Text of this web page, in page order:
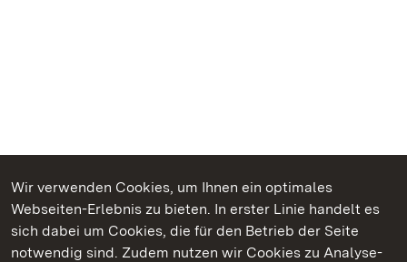
Wir verwenden Cookies, um Ihnen ein optimales
Webseiten-Erlebnis zu bieten. In erster Linie handelt es
sich dabei um Cookies, die für den Betrieb der Seite
notwendig sind. Zudem nutzen wir Cookies zu Analyse-
Kommen. Staunen. Genießen.